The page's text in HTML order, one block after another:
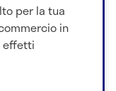
per la tua
in
effetti